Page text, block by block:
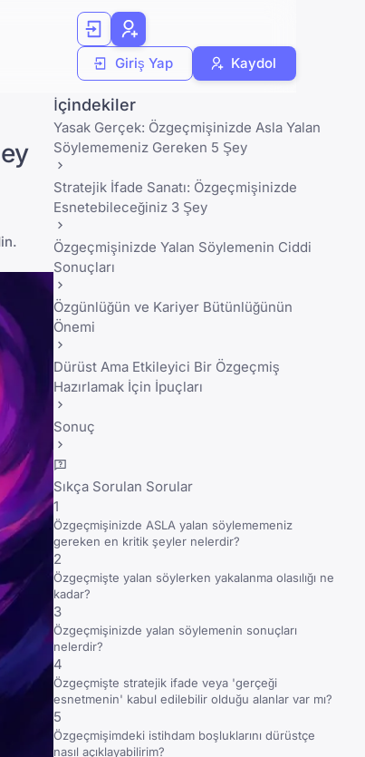
Giriş Yap Kaydol
İçindekiler
Yasak Gerçek: Özgeçmişinizde Asla Yalan
Söylememeniz Gereken 5 Şey
Stratejik İfade Sanatı: Özgeçmişinizde
Esnetebileceğiniz 3 Şey
Özgeçmişinizde Yalan Söylemenin Ciddi
Sonuçları
Özgünlüğün ve Kariyer Bütünlüğünün
Önemi
Dürüst Ama Etkileyici Bir Özgeçmiş
Hazırlamak İçin İpuçları
Sonuç
Sıkça Sorulan Sorular
1
Özgeçmişinizde ASLA yalan söylememeniz
gereken en kritik şeyler nelerdir?
2
Özgeçmişte yalan söylerken yakalanma olasılığı ne
kadar?
3
Özgeçmişinizde yalan söylemenin sonuçları
nelerdir?
4
Özgeçmişte stratejik ifade veya 'gerçeği
esnetmenin' kabul edilebilir olduğu alanlar var mı?
5
Özgeçmişimdeki istihdam boşluklarını dürüstçe
nasıl açıklayabilirim?